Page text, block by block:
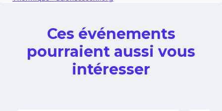
Ces événements
pourraient aussi vous
intéresser